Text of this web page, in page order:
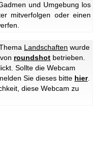
und Umgebung los
mitverfolgen oder einen
Landschaften wurde
roundshot betrieben.
Sollte die Webcam
Sie dieses bitte hier.
diese Webcam zu